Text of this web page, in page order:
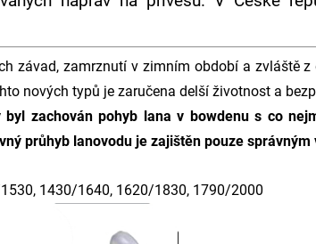
závad, zamrznutí v zimním období a zvláště z
nových typů je zaručena delší životnost a
zachován pohyb lana v bowdenu s co
průhyb lanovodu je zajištěn pouze
1430/1640, 1620/1830, 1790/2000